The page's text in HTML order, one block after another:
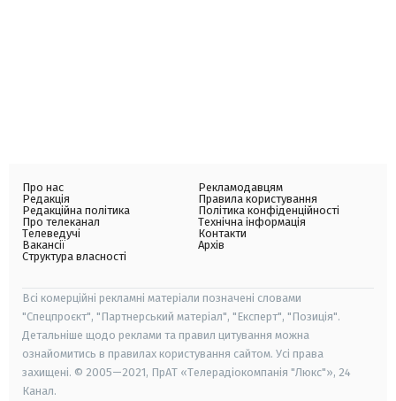
Про нас
Редакція
Редакційна політика
Про телеканал
Телеведучі
Вакансії
Структура власності
Рекламодавцям
Правила користування
Політика конфіденційності
Технічна інформація
Контакти
Архів
Всі комерційні рекламні матеріали позначені словами
"Спецпроєкт", "Партнерський матеріал", "Експерт", "Позиція".
Детальніше щодо реклами та правил цитування можна
ознайомитись в правилах користування сайтом. Усі права
захищені. © 2005—2021, ПрАТ «Телерадіокомпанія "Люкс"», 24
Канал.